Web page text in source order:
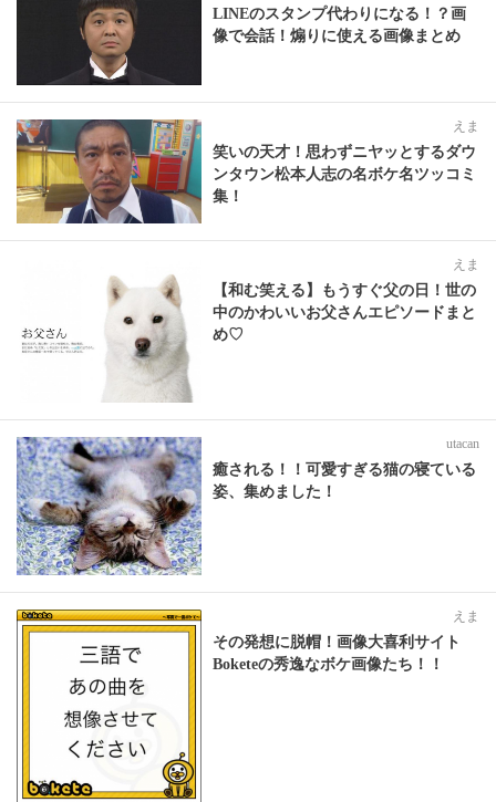
LINEのスタンプ代わりになる！？画
像で会話！煽りに使える画像まとめ
えま
笑いの天才！思わずニヤッとするダウ
ンタウン松本人志の名ボケ名ツッコミ
集！
えま
【和む笑える】もうすぐ父の日！世の
中のかわいいお父さんエピソードまと
め♡
utacan
癒される！！可愛すぎる猫の寝ている
姿、集めました！
えま
その発想に脱帽！画像大喜利サイト
Boketeの秀逸なボケ画像たち！！